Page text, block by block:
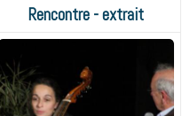
Rencontre - extrait